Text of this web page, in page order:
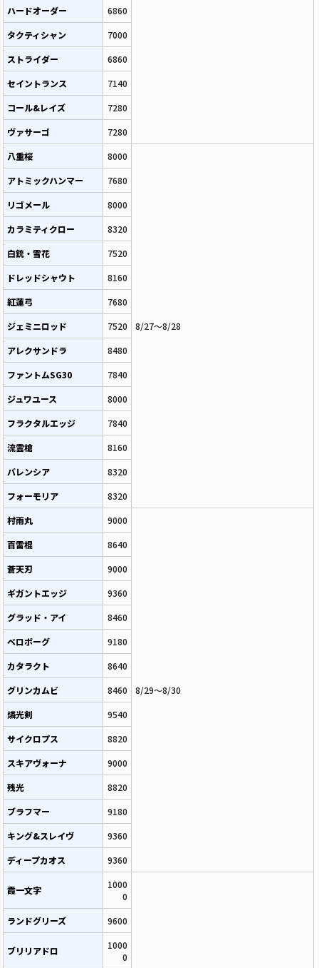
ハードオーダー
6860
タクティシャン
7000
ストライダー
6860
セイントランス
7140
コール&レイズ
7280
ヴァサーゴ
7280
八重桜
8000
8/27～8/28
アトミックハンマー
7680
リゴメール
8000
カラミティクロー
8320
白銃・雪花
7520
ドレッドシャウト
8160
紅蓮弓
7680
ジェミニロッド
7520
アレクサンドラ
8480
ファントムSG30
7840
ジュワユース
8000
フラクタルエッジ
7840
流雲槍
8160
バレンシア
8320
フォーモリア
8320
村雨丸
9000
8/29～8/30
百雷棍
8640
蒼天刃
9000
ギガントエッジ
9360
グラッド・アイ
8460
ベロボーグ
9180
カタラクト
8640
グリンカムビ
8460
燐光剣
9540
サイクロプス
8820
スキアヴォーナ
9000
残光
8820
ブラフマー
9180
キング&スレイヴ
9360
ディープカオス
9360
霞一文字
1000
0
ランドグリーズ 9600
ブリリアドロ
1000
0